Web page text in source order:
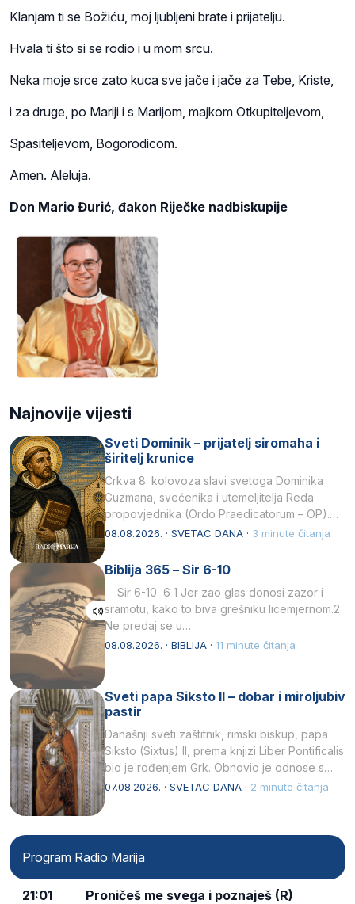
Klanjam ti se Božiću, moj ljubljeni brate i prijatelju.
Hvala ti što si se rodio i u mom srcu.
Neka moje srce zato kuca sve jače i jače za Tebe, Kriste,
i za druge, po Mariji i s Marijom, majkom Otkupiteljevom,
Spasiteljevom, Bogorodicom.
Amen. Aleluja.
Don Mario Đurić, đakon Riječke nadbiskupije
Najnovije vijesti
Sveti Dominik – prijatelj siromaha i
širitelj krunice
Crkva 8. kolovoza slavi svetoga Dominika
Guzmana, svećenika i utemeljitelja Reda
propovjednika (Ordo Praedicatorum – OP).
Svojim životom, dubokom ljubavlju prema
08.08.2026. · SVETAC DANA · 3 minute čitanja
Biblija 365 – Sir 6-10
Sir 6-10 6 1 Jer zao glas donosi zazor i
sramotu, kako to biva grešniku licemjernom.2
Ne predaj se u…
08.08.2026. · BIBLIJA · 11 minute čitanja
Sveti papa Siksto II – dobar i miroljubiv
pastir
Današnji sveti zaštitnik, rimski biskup, papa
Siksto (Sixtus) II, prema knjizi Liber Pontificalis
bio je rođenjem Grk. Obnovio je odnose s
afričkim…
07.08.2026. · SVETAC DANA · 2 minute čitanja
Program Radio Marija
21:01 Proničeš me svega i poznaješ (R)